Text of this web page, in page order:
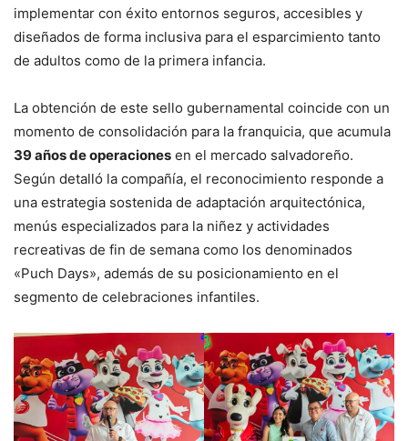
implementar con éxito entornos seguros, accesibles y
diseñados de forma inclusiva para el esparcimiento tanto
de adultos como de la primera infancia.
La obtención de este sello gubernamental coincide con un
momento de consolidación para la franquicia, que acumula
39 años de operaciones en el mercado salvadoreño.
Según detalló la compañía, el reconocimiento responde a
una estrategia sostenida de adaptación arquitectónica,
menús especializados para la niñez y actividades
recreativas de fin de semana como los denominados
«Puch Days», además de su posicionamiento en el
segmento de celebraciones infantiles.